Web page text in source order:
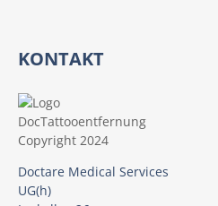
KONTAKT
Doctare Medical Services
UG(h)